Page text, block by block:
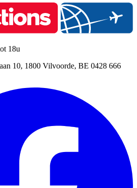
18u
10, 1800 Vilvoorde, BE 0428 666